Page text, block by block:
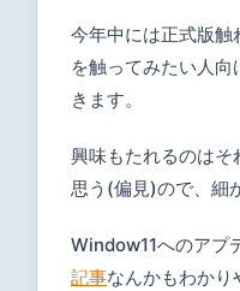
今年中には正式版
を触ってみたい人
きます。
興味もたれるのはそ
思う(偏見)ので、細
Window11へのアプ
記事なんかもわか